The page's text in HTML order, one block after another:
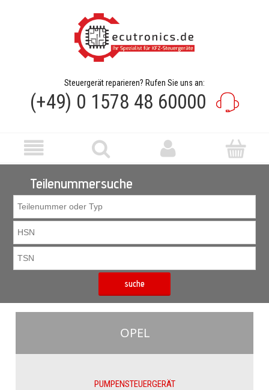
Steuergerät reparieren? Rufen Sie uns an:
(+49) 0 1578 48 60000
Teilenummersuche
suche
OPEL
PUMPENSTEUERGERÄT